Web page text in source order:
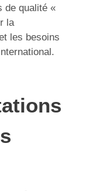
de qualité «
la
les besoins